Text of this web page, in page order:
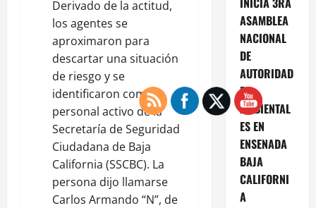
Derivado de la actitud,
los agentes se
aproximaron para
descartar una situación
de riesgo y se
identificaron como
personal activo de la
Secretaría de Seguridad
Ciudadana de Baja
California (SSCBC). La
persona dijo llamarse
Carlos Armando “N”, de
ASAMBLEA
NACIONAL
DE
AUTORIDAD
ES
AMBIENTAL
ES EN
ENSENADA
BAJA
CALIFORNI
A